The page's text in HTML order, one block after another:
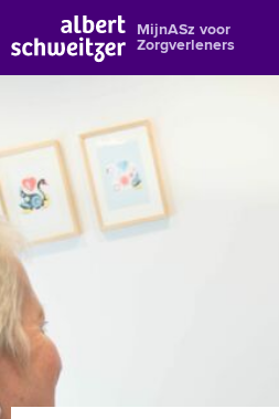
MijnASz voor
Zorgverleners
Naar